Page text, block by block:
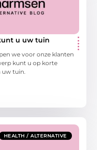
u uw tuin
we voor onze klanten
kunt u op korte
tuin.
HEALTH / ALTERNATIVE